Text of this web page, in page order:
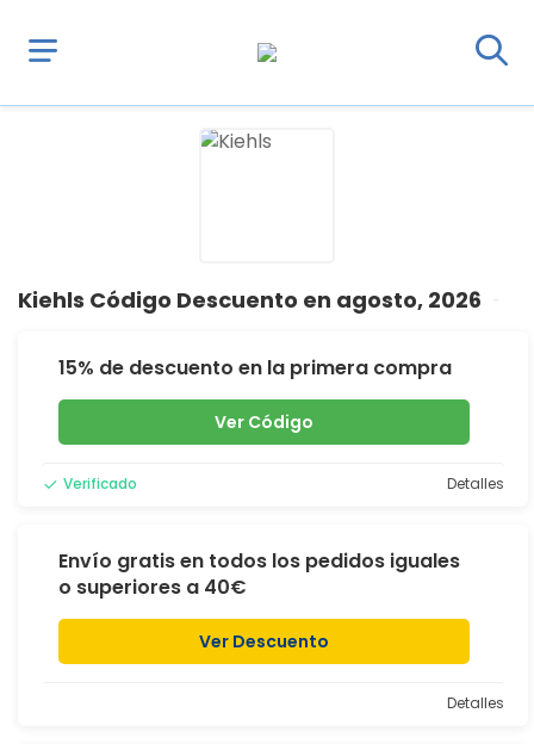
Kiehls Código Descuento en agosto, 2026
15% de descuento en la primera compra
Ver Código
Verificado Detalles
Envío gratis en todos los pedidos iguales
o superiores a 40€
Ver Descuento
Detalles